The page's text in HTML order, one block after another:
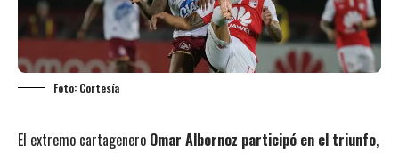
Foto: Cortesía
El extremo cartagenero Omar Albornoz participó en el triunfo,